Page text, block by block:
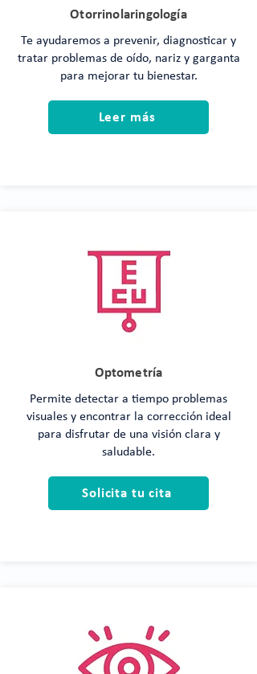
Otorrinolaringología
Te ayudaremos a prevenir, diagnosticar y
tratar problemas de oído, nariz y garganta
para mejorar tu bienestar.
Leer más
Optometría
Permite detectar a tiempo problemas
visuales y encontrar la corrección ideal
para disfrutar de una visión clara y
saludable.
Solicita tu cita